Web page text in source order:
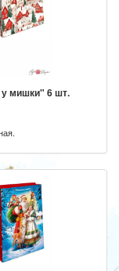
у мишки" 6 шт.